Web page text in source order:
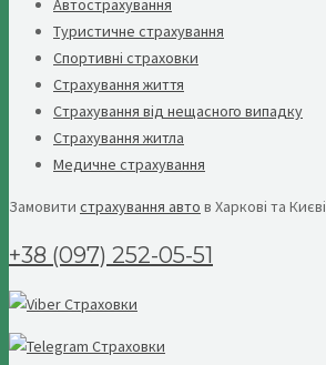
Автострахування
Туристичне страхування
Спортивні страховки
Страхування життя
Страхування від нещасного випадку
Страхування житла
Медичне страхування
Замовити страхування авто в Харкові та Києві
+38 (097) 252-05-51